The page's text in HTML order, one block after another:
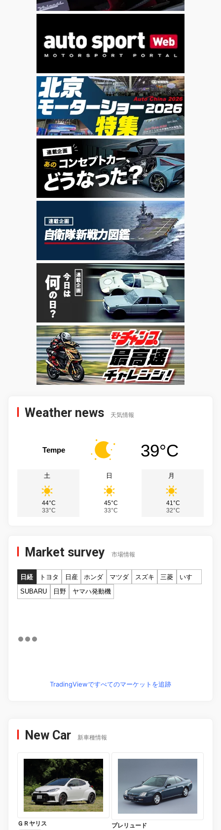
Weather news 天気情報
Tempe 39°C
土
44°C
33°C
日
45°C
33°C
月
41°C
32°C
Market survey 市場情報
日経 トヨタ 日産 ホンダ マツダ スズキ 三菱
いすゞ
SUBARU
日野 ヤマハ発動機
TradingViewですべてのマーケットを追跡
New Car 新車種情報
ＧＲヤリス プレリュード